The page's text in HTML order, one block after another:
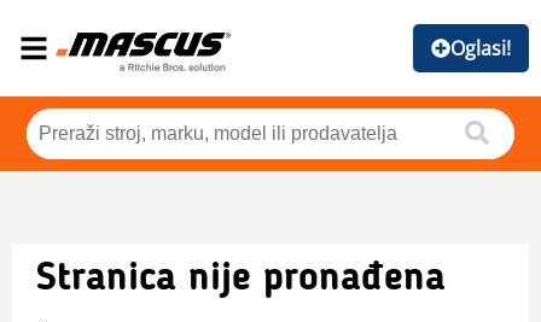
Oglasi!
Stranica nije pronađena